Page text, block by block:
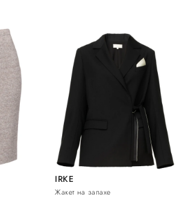
IRKE
Жакет на запахе